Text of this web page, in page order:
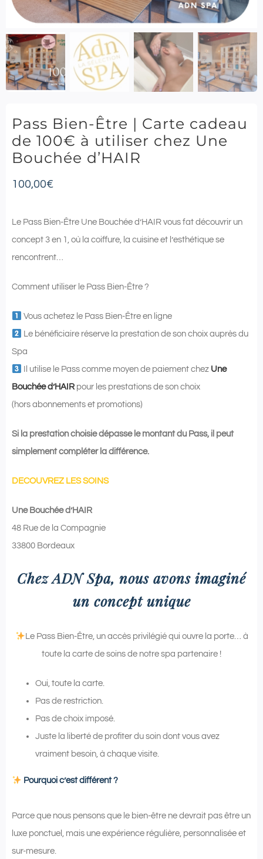
Pass Bien-Être | Carte cadeau
de 100€ à utiliser chez Une
Bouchée d’HAIR
100,00€
Le Pass Bien-Être Une Bouchée d’HAIR vous fat découvrir un
concept 3 en 1, où la coiffure, la cuisine et l’esthétique se
rencontrent…
Comment utiliser le Pass Bien-Être ?
Vous achetez le Pass Bien-Être en ligne
Le bénéficiaire réserve la prestation de son choix auprès du
Spa
Il utilise le Pass comme moyen de paiement chez Une
Bouchée d’HAIRpour les prestations de son choix
(hors abonnements et promotions)
Si la prestation choisie dépasse le montant du Pass, il peut
simplement compléter la différence.
DECOUVREZ LES SOINS
Une Bouchée d’HAIR
48 Rue de la Compagnie
33800 Bordeaux
Chez ADN Spa, nous avons imaginé
un concept unique
Le Pass Bien-Être, un accès privilégié qui ouvre la porte… à
toute la carte de soins de notre spa partenaire !
Oui, toute la carte.
Pas de restriction.
Pas de choix imposé.
Juste la liberté de profiter du soin dont vous avez
vraiment besoin, à chaque visite.
Pourquoi c’est différent ?
Parce que nous pensons que le bien-être ne devrait pas être un
luxe ponctuel, mais une expérience régulière, personnalisée et
sur-mesure.